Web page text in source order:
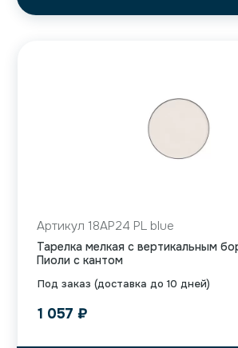
Под заказ (доставка до 10 дней)
Артикул 18AP24 PL blue
Тарелка мелкая с вертикальным
Пиоли с кантом
1 057 ₽